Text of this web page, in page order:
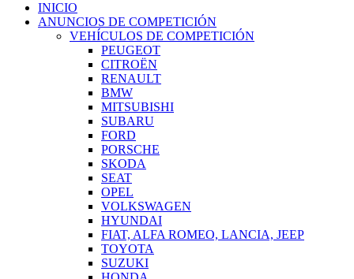
INICIO
ANUNCIOS DE COMPETICIÓN
VEHÍCULOS DE COMPETICIÓN
PEUGEOT
CITROËN
RENAULT
BMW
MITSUBISHI
SUBARU
FORD
PORSCHE
SKODA
SEAT
OPEL
VOLKSWAGEN
HYUNDAI
FIAT, ALFA ROMEO, LANCIA, JEEP
TOYOTA
SUZUKI